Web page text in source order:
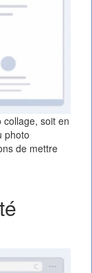
soit en
photo
de mettre